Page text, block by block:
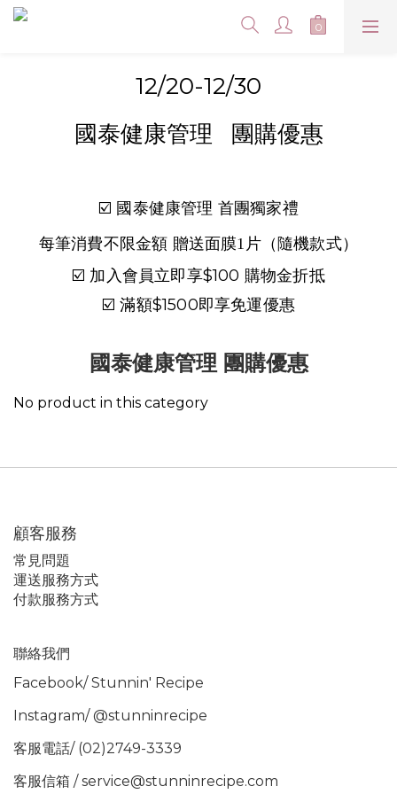
12/20-12/30
國泰健康管理 團購優惠
☑️ 國泰健康管理 首團獨家禮
每筆消費不限金額 贈送面膜1片（隨機款式）
☑️ 加入會員立即享$100 購物金折抵
☑️ 滿額$1500即享免運優惠
國泰健康管理 團購優惠
No product in this category
顧客服務
常見問題
運送服務方式
付款服務方式
聯絡我們
Facebook/Stunnin' Recipe
Instagram/@stunninrecipe
客服電話/ (02)2749-3339
客服信箱 / service@stunninrecipe.com